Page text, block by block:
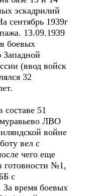
эскадрилий
сентябрь 1939г
13.09.1939
боевых
Западной
(ввод войск
32
составе 51
ЛВО
войне
вел с
чего еще
готовности №1,
с
время боевых